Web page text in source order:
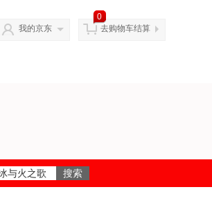
我的京东
0
去购物车结算